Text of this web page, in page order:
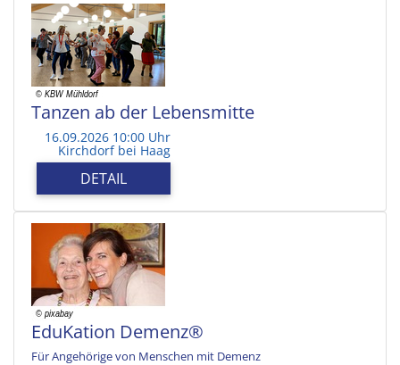
Tanzen ab der Lebensmitte
16.09.2026 10:00 Uhr
Kirchdorf bei Haag
DETAIL
EduKation Demenz®
Für Angehörige von Menschen mit Demenz